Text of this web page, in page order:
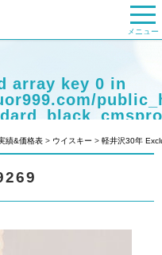
メニュー
array key 0 in
null in
9
績&価格表 > ウイスキー > 軽井沢30年